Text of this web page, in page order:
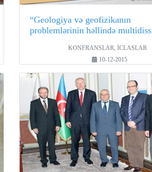
“Geologiya və geofizikanın
problemlərinin həllində
KONFRANSLAR, İCLASLAR
10-12-2015